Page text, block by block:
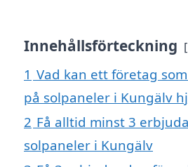
Innehållsförteckning
1 Vad kan ett företag
på solpaneler i Kungälv
2 Få alltid minst 3
solpaneler i Kungälv